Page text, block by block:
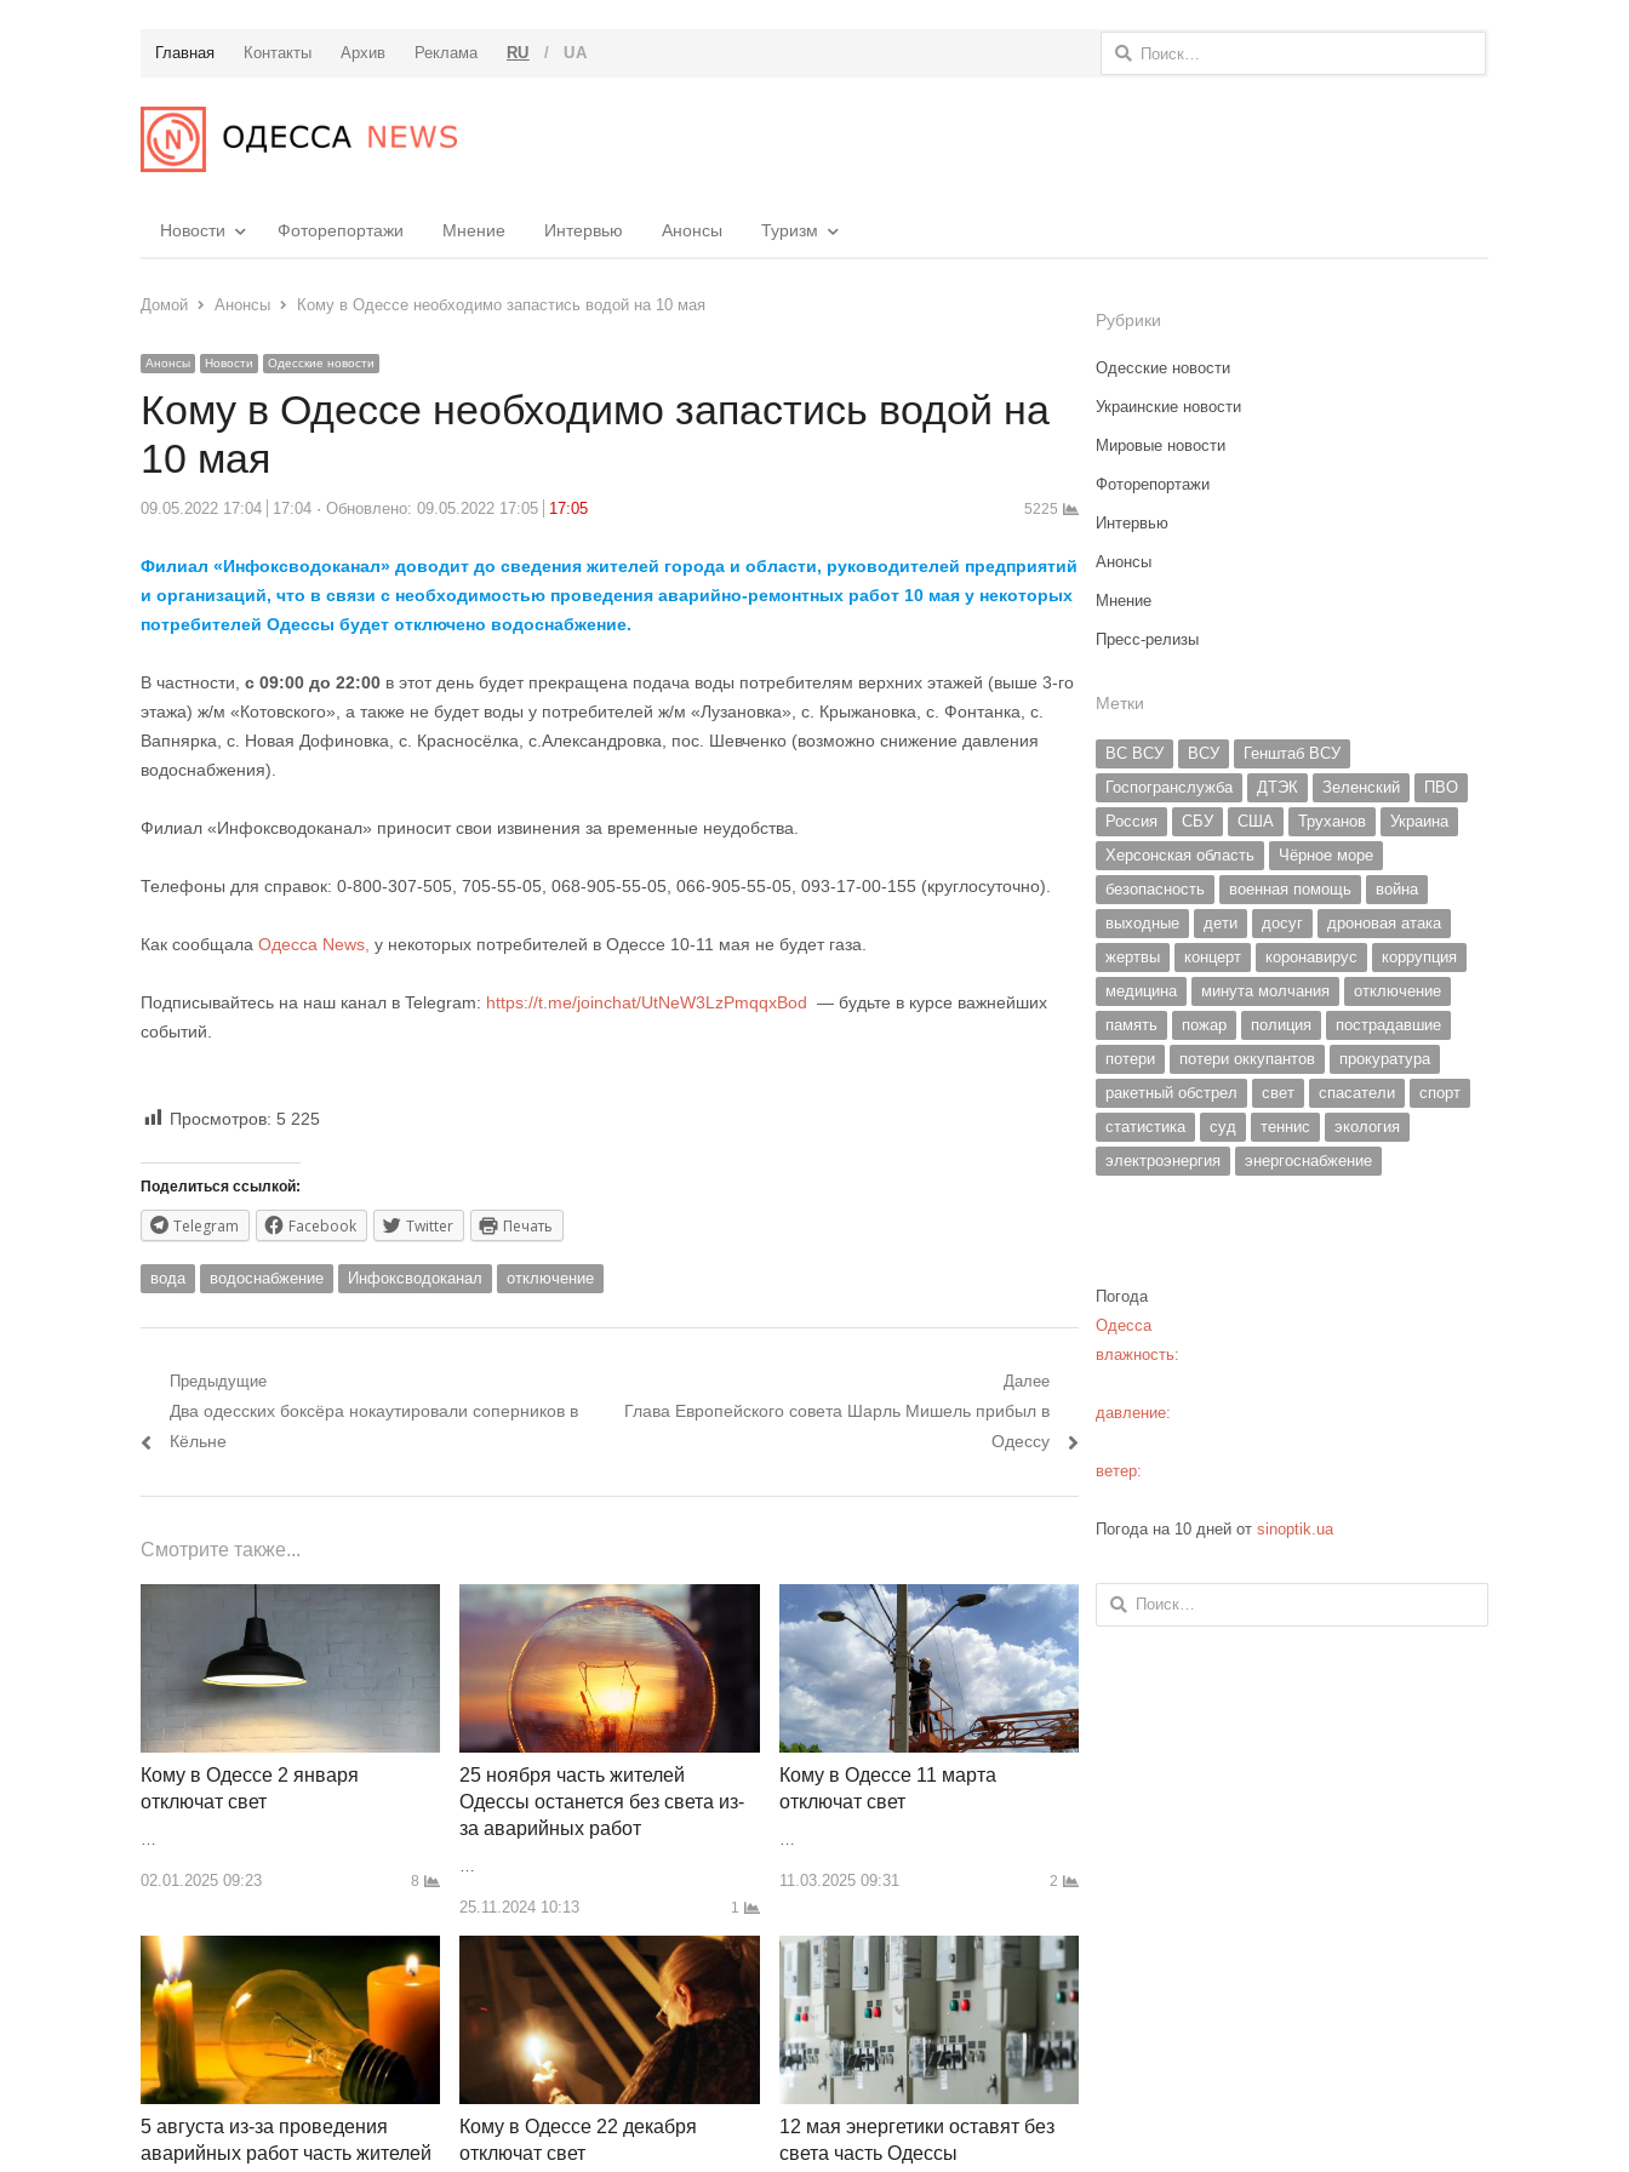
Главная Контакты Архив Реклама RU / UA Найти:
Новости Фоторепортажи Мнение Интервью Анонсы Туризм
Домой Анонсы Кому в Одессе необходимо запастись водой на 10 мая
Анонсы Новости Одесские новости
Кому в Одессе необходимо запастись водой на
10 мая
09.05.2022 17:04 17:04 Обновлено: 09.05.2022 17:05 17:05 5225
Филиал «Инфоксводоканал» доводит до сведения жителей города и области, руководителей предприятий
и организаций, что в связи с необходимостью проведения аварийно-ремонтных работ 10 мая у некоторых
потребителей Одессы будет отключено водоснабжение.
В частности, с 09:00 до 22:00 в этот день будет прекращена подача воды потребителям верхних этажей (выше 3-го
этажа) ж/м «Котовского», а также не будет воды у потребителей ж/м «Лузановка», с. Крыжановка, с. Фонтанка, с.
Вапнярка, с. Новая Дофиновка, с. Красносёлка, с.Александровка, пос. Шевченко (возможно снижение давления
водоснабжения).
Филиал «Инфоксводоканал» приносит свои извинения за временные неудобства.
Телефоны для справок: 0-800-307-505, 705-55-05, 068-905-55-05, 066-905-55-05, 093-17-00-155 (круглосуточно).
Как сообщала Одесса News, у некоторых потребителей в Одессе 10-11 мая не будет газа.
Подписывайтесь на наш канал в Telegram: https://t.me/joinchat/UtNeW3LzPmqqxBod — будьте в курсе важнейших
событий.
Просмотров: 5 225
Поделиться ссылкой:
Telegram Facebook Twitter Печать
вода водоснабжение Инфоксводоканал отключение
Навигация
по
Предыдущие
Предыдущий
пост:
Два одесских боксёра нокаутировали соперников в
Кёльне
Далее
Следующий
Глава Европейского совета Шарль Мишель прибыл в
Одессу
Смотрите также...
Кому в Одессе 2 января
отключат свет
02.01.2025 09:23 8
25 ноября часть жителей
Одессы останется без света из-
за аварийных работ
25.11.2024 10:13 1
Кому в Одессе 11 марта
отключат свет
11.03.2025 09:31 2
5 августа из-за проведения
аварийных работ часть жителей
Кому в Одессе 22 декабря
отключат свет
12 мая энергетики оставят без
света часть Одессы
Рубрики
Одесские новости
Украинские новости
Мировые новости
Фоторепортажи
Интервью
Анонсы
Мнение
Пресс-релизы
Метки
ВС ВСУ ВСУ
Генштаб ВСУ
Госпогранслужба
ДТЭК Зеленский
ПВО
Россия
СБУ США Труханов
Украина
Херсонская область
Чёрное море
безопасность
военная помощь
война
выходные
дети досуг
дроновая атака
жертвы
концерт коронавирус
коррупция
медицина
минута молчания
отключение
память
пожар полиция
пострадавшие
потери
потери оккупантов
прокуратура
ракетный обстрел
свет спасатели
спорт
статистика
суд теннис
экология
электроэнергия
энергоснабжение
Погода
Одесса
влажность:
давление:
ветер:
Погода на 10 дней отsinoptik.ua
Найти: